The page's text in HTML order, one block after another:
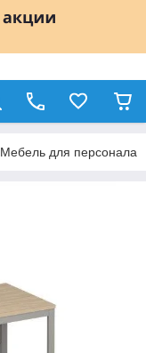
Мебель для персонала